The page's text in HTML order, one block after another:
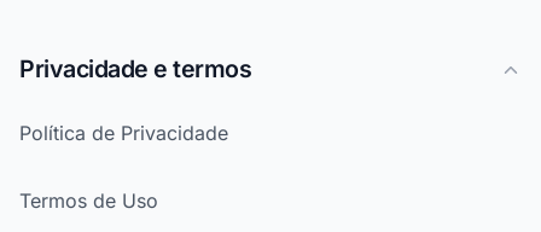
Privacidade e termos
Política de Privacidade
Termos de Uso